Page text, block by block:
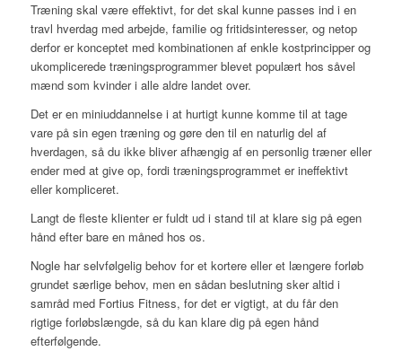
Træning skal være effektivt, for det skal kunne passes ind i en
travl hverdag med arbejde, familie og fritidsinteresser, og netop
derfor er konceptet med kombinationen af enkle kostprincipper og
ukomplicerede træningsprogrammer blevet populært hos såvel
mænd som kvinder i alle aldre landet over.
Det er en miniuddannelse i at hurtigt kunne komme til at tage
vare på sin egen træning og gøre den til en naturlig del af
hverdagen, så du ikke bliver afhængig af en personlig træner eller
ender med at give op, fordi træningsprogrammet er ineffektivt
eller kompliceret.
Langt de fleste klienter er fuldt ud i stand til at klare sig på egen
hånd efter bare en måned hos os.
Nogle har selvfølgelig behov for et kortere eller et længere forløb
grundet særlige behov, men en sådan beslutning sker altid i
samråd med Fortius Fitness, for det er vigtigt, at du får den
rigtige forløbslængde, så du kan klare dig på egen hånd
efterfølgende.